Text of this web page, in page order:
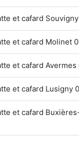
et cafard
et cafard Molinet
et cafard
et cafard Lusigny
et cafard